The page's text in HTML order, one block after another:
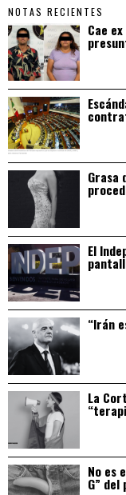
NOTAS RECIENTES
Cae
Grasa
El
“Irán
La
No es
G” del